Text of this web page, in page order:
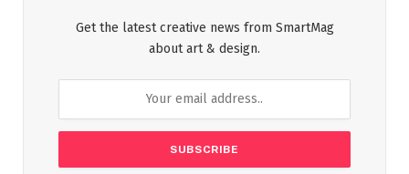
Get the latest creative news from SmartMag
about art & design.